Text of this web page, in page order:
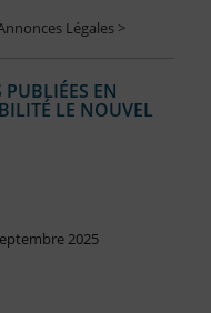
Légales >
EN
LE NOUVEL
2025